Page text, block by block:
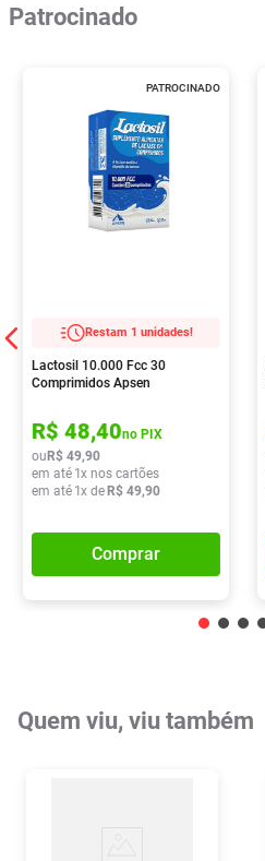
Patrocinado
PATROCINADO
Restam 1 unidades!
Lactosil 10.000 Fcc 30
Comprimidos Apsen
R$ 48,40no PIX
ou R$ 49,90
em até 1x nos cartões
em até 1x de R$ 49,90
Comprar
Quem viu, viu também